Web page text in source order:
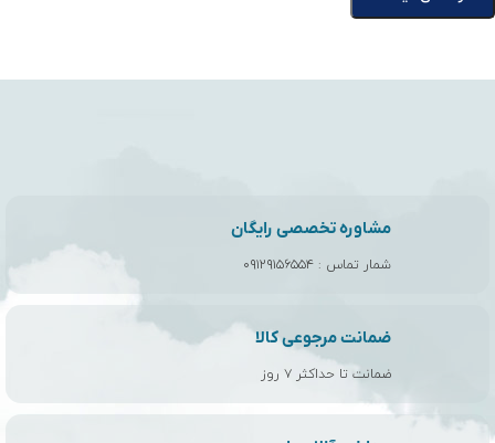
مشاوره تخصصی رایگان
شمار تماس : ۰۹۱۲۹۱۵۶۵۵۴
ضمانت مرجوعی کالا
ضمانت تا حداکثر ۷ روز